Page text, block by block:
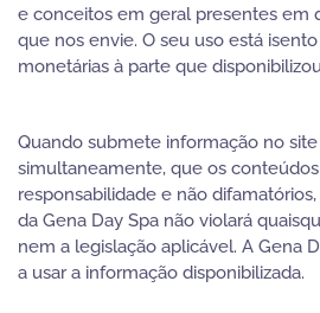
e conceitos em geral presentes em
que nos envie. O seu uso está
monetárias à parte que
Quando submete informação no site
simultaneamente, que os
responsabilidade e não
da Gena Day Spa não violará
nem a legislação aplicável. A Gena
a usar a informação disponibilizada.